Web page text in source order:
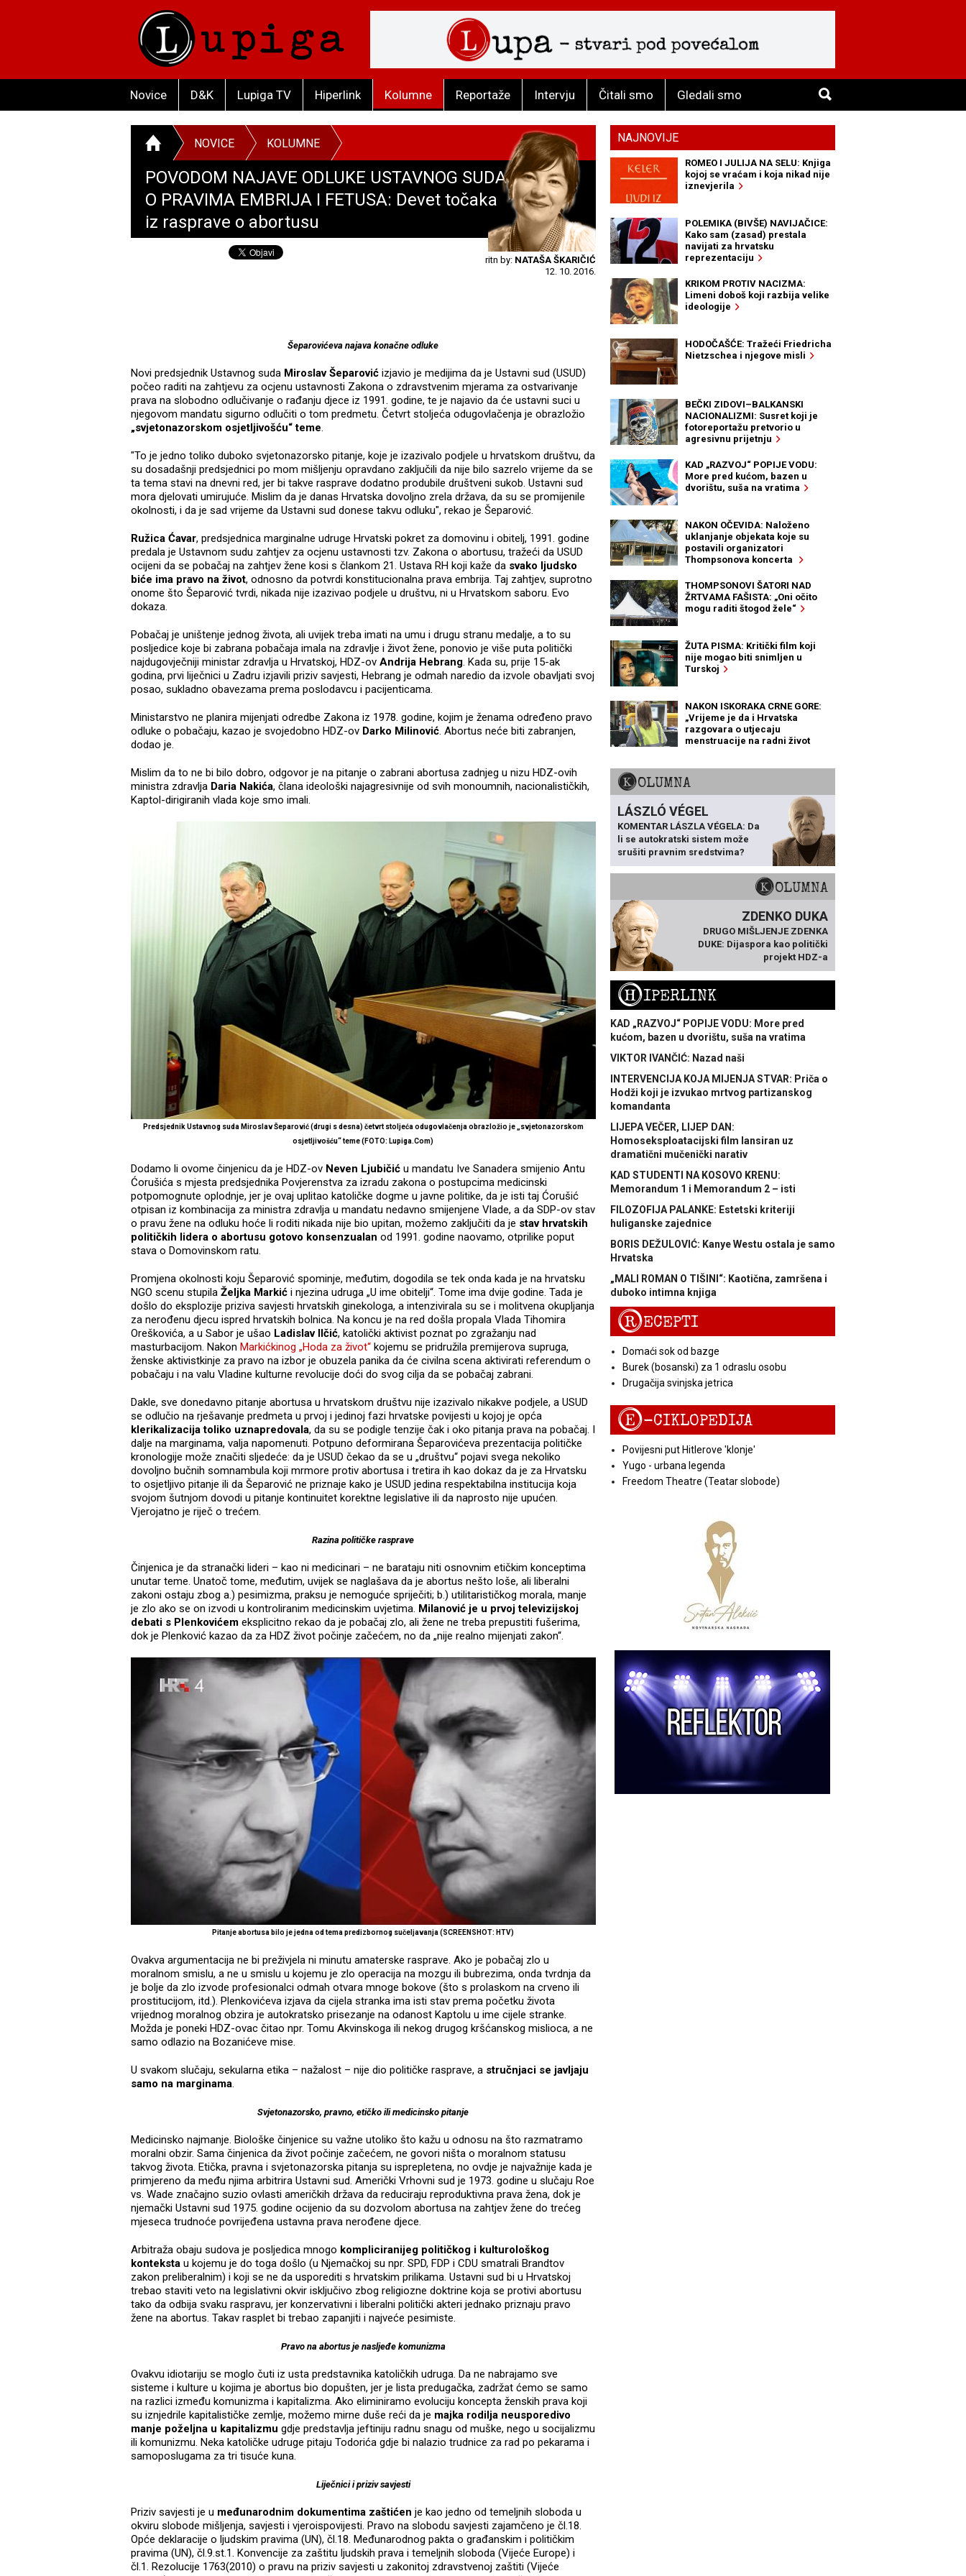
Novice D&K Lupiga TV Hiperlink Kolumne Reportaže Intervju Čitali smo Gledali smo
NOVICE KOLUMNE
POVODOM NAJAVE ODLUKE USTAVNOG SUDA
O PRAVIMA EMBRIJA I FETUSA: Devet točaka
iz rasprave o abortusu
ritn by: NATAŠA ŠKARIČIĆ
12. 10. 2016.
Šeparovićeva najava konačne odluke
Novi predsjednik Ustavnog suda Miroslav Šeparović izjavio je medijima da je Ustavni sud (USUD)
počeo raditi na zahtjevu za ocjenu ustavnosti Zakona o zdravstvenim mjerama za ostvarivanje
prava na slobodno odlučivanje o rađanju djece iz 1991. godine, te je najavio da će ustavni suci u
njegovom mandatu sigurno odlučiti o tom predmetu. Četvrt stoljeća odugovlačenja je obrazložio
„svjetonazorskom osjetljivošću“ teme.
"To je jedno toliko duboko svjetonazorsko pitanje, koje je izazivalo podjele u hrvatskom društvu, da
su dosadašnji predsjednici po mom mišljenju opravdano zaključili da nije bilo sazrelo vrijeme da se
ta tema stavi na dnevni red, jer bi takve rasprave dodatno produbile društveni sukob. Ustavni sud
mora djelovati umirujuće. Mislim da je danas Hrvatska dovoljno zrela država, da su se promijenile
okolnosti, i da je sad vrijeme da Ustavni sud donese takvu odluku", rekao je Šeparović.
Ružica Ćavar, predsjednica marginalne udruge Hrvatski pokret za domovinu i obitelj, 1991. godine
predala je Ustavnom sudu zahtjev za ocjenu ustavnosti tzv. Zakona o abortusu, tražeći da USUD
ocijeni da se pobačaj na zahtjev žene kosi s člankom 21. Ustava RH koji kaže da svako ljudsko
biće ima pravo na život, odnosno da potvrdi konstitucionalna prava embrija. Taj zahtjev, suprotno
onome što Šeparović tvrdi, nikada nije izazivao podjele u društvu, ni u Hrvatskom saboru. Evo
dokaza.
Pobačaj je uništenje jednog života, ali uvijek treba imati na umu i drugu stranu medalje, a to su
posljedice koje bi zabrana pobačaja imala na zdravlje i život žene, ponovio je više puta politički
najdugovječniji ministar zdravlja u Hrvatskoj, HDZ-ov Andrija Hebrang. Kada su, prije 15-ak
godina, prvi liječnici u Zadru izjavili priziv savjesti, Hebrang je odmah naredio da izvole obavljati svoj
posao, sukladno obavezama prema poslodavcu i pacijenticama.
Ministarstvo ne planira mijenjati odredbe Zakona iz 1978. godine, kojim je ženama određeno pravo
odluke o pobačaju, kazao je svojedobno HDZ-ov Darko Milinović. Abortus neće biti zabranjen,
dodao je.
Mislim da to ne bi bilo dobro, odgovor je na pitanje o zabrani abortusa zadnjeg u nizu HDZ-ovih
ministra zdravlja Daria Nakića, člana ideološki najagresivnije od svih monoumnih, nacionalističkih,
Kaptol-dirigiranih vlada koje smo imali.
Predsjednik Ustavnog suda Miroslav Šeparović (drugi s desna) četvrt stoljeća odugovlačenja obrazložio je „svjetonazorskom
osjetljivošću“ teme (FOTO: Lupiga.Com)
Dodamo li ovome činjenicu da je HDZ-ov Neven Ljubičić u mandatu Ive Sanadera smijenio Antu
Ćorušića s mjesta predsjednika Povjerenstva za izradu zakona o postupcima medicinski
potpomognute oplodnje, jer je ovaj uplitao katoličke dogme u javne politike, da je isti taj Ćorušić
otpisan iz kombinacija za ministra zdravlja u mandatu nedavno smijenjene Vlade, a da SDP-ov stav
o pravu žene na odluku hoće li roditi nikada nije bio upitan, možemo zaključiti da je stav hrvatskih
političkih lidera o abortusu gotovo konsenzualan od 1991. godine naovamo, otprilike poput
stava o Domovinskom ratu.
Promjena okolnosti koju Šeparović spominje, međutim, dogodila se tek onda kada je na hrvatsku
NGO scenu stupila Željka Markić i njezina udruga „U ime obitelji“. Tome ima dvije godine. Tada je
došlo do eksplozije priziva savjesti hrvatskih ginekologa, a intenzivirala su se i molitvena okupljanja
za nerođenu djecu ispred hrvatskih bolnica. Na koncu je na red došla propala Vlada Tihomira
Oreškovića, a u Sabor je ušao Ladislav Ilčić, katolički aktivist poznat po zgražanju nad
masturbacijom. Nakon Markićkinog „Hoda za život“ kojemu se pridružila premijerova supruga,
ženske aktivistkinje za pravo na izbor je obuzela panika da će civilna scena aktivirati referendum o
pobačaju i na valu Vladine kulturne revolucije doći do svog cilja da se pobačaj zabrani.
Dakle, sve donedavno pitanje abortusa u hrvatskom društvu nije izazivalo nikakve podjele, a USUD
se odlučio na rješavanje predmeta u prvoj i jedinoj fazi hrvatske povijesti u kojoj je opća
klerikalizacija toliko uznapredovala, da su se podigle tenzije čak i oko pitanja prava na pobačaj. I
dalje na marginama, valja napomenuti. Potpuno deformirana Šeparovićeva prezentacija političke
kronologije može značiti sljedeće: da je USUD čekao da se u „društvu“ pojavi svega nekoliko
dovoljno bučnih somnambula koji mrmore protiv abortusa i tretira ih kao dokaz da je za Hrvatsku
to osjetljivo pitanje ili da Šeparović ne priznaje kako je USUD jedina respektabilna institucija koja
svojom šutnjom dovodi u pitanje kontinuitet korektne legislative ili da naprosto nije upućen.
Vjerojatno je riječ o trećem.
Razina političke rasprave
Činjenica je da stranački lideri – kao ni medicinari – ne barataju niti osnovnim etičkim konceptima
unutar teme. Unatoč tome, međutim, uvijek se naglašava da je abortus nešto loše, ali liberalni
zakoni ostaju zbog a.) pesimizma, praksu je nemoguće spriječiti; b.) utilitarističkog morala, manje
je zlo ako se on izvodi u kontroliranim medicinskim uvjetima. Milanović je u prvoj televizijskoj
debati s Plenkovićem eksplicitno rekao da je pobačaj zlo, ali žene ne treba prepustiti fušerima,
dok je Plenković kazao da za HDZ život počinje začećem, no da „nije realno mijenjati zakon“.
Pitanje abortusa bilo je jedna od tema predizbornog sučeljavanja (SCREENSHOT: HTV)
Ovakva argumentacija ne bi preživjela ni minutu amaterske rasprave. Ako je pobačaj zlo u
moralnom smislu, a ne u smislu u kojemu je zlo operacija na mozgu ili bubrezima, onda tvrdnja da
je bolje da zlo izvode profesionalci odmah otvara mnoge bokove (što s prolaskom na crveno ili
prostitucijom, itd.). Plenkovićeva izjava da cijela stranka ima isti stav prema početku života
vrijednog moralnog obzira je autokratsko prisezanje na odanost Kaptolu u ime cijele stranke.
Možda je poneki HDZ-ovac čitao npr. Tomu Akvinskoga ili nekog drugog kršćanskog mislioca, a ne
samo odlazio na Bozanićeve mise.
U svakom slučaju, sekularna etika – nažalost – nije dio političke rasprave, a stručnjaci se javljaju
samo na marginama.
Svjetonazorsko, pravno, etičko ili medicinsko pitanje
Medicinsko najmanje. Biološke činjenice su važne utoliko što kažu u odnosu na što razmatramo
moralni obzir. Sama činjenica da život počinje začećem, ne govori ništa o moralnom statusu
takvog života. Etička, pravna i svjetonazorska pitanja su isprepletena, no ovdje je najvažnije kada je
primjereno da među njima arbitrira Ustavni sud. Američki Vrhovni sud je 1973. godine u slučaju Roe
vs. Wade značajno suzio ovlasti američkih država da reduciraju reproduktivna prava žena, dok je
njemački Ustavni sud 1975. godine ocijenio da su dozvolom abortusa na zahtjev žene do trećeg
mjeseca trudnoće povrijeđena ustavna prava nerođene djece.
Arbitraža obaju sudova je posljedica mnogo kompliciranijeg političkog i kulturološkog
konteksta u kojemu je do toga došlo (u Njemačkoj su npr. SPD, FDP i CDU smatrali Brandtov
zakon preliberalnim) i koji se ne da usporediti s hrvatskim prilikama. Ustavni sud bi u Hrvatskoj
trebao staviti veto na legislativni okvir isključivo zbog religiozne doktrine koja se protivi abortusu
tako da odbija svaku raspravu, jer konzervativni i liberalni politički akteri jednako priznaju pravo
žene na abortus. Takav rasplet bi trebao zapanjiti i najveće pesimiste.
Pravo na abortus je nasljeđe komunizma
Ovakvu idiotariju se moglo čuti iz usta predstavnika katoličkih udruga. Da ne nabrajamo sve
sisteme i kulture u kojima je abortus bio dopušten, jer je lista predugačka, zadržat ćemo se samo
na razlici između komunizma i kapitalizma. Ako eliminiramo evoluciju koncepta ženskih prava koji
su iznjedrile kapitalističke zemlje, možemo mirne duše reći da je majka rodilja neusporedivo
manje poželjna u kapitalizmu gdje predstavlja jeftiniju radnu snagu od muške, nego u socijalizmu
ili komunizmu. Neka katoličke udruge pitaju Todorića gdje bi nalazio trudnice za rad po pekarama i
samoposlugama za tri tisuće kuna.
Liječnici i priziv savjesti
Priziv savjesti je u međunarodnim dokumentima zaštićen je kao jedno od temeljnih sloboda u
okviru slobode mišljenja, savjesti i vjeroispovijesti. Pravo na slobodu savjesti zajamčeno je čl.18.
Opće deklaracije o ljudskim pravima (UN), čl.18. Međunarodnog pakta o građanskim i političkim
pravima (UN), čl.9.st.1. Konvencije za zaštitu ljudskih prava i temeljnih sloboda (Vijeće Europe) i
čl.1. Rezolucije 1763(2010) o pravu na priziv savjesti u zakonitoj zdravstvenoj zaštiti (Vijeće
NAJNOVIJE
ROMEO I JULIJA NA SELU: Knjiga
kojoj se vraćam i koja nikad nije
iznevjerila
POLEMIKA (BIVŠE) NAVIJAČICE:
Kako sam (zasad) prestala
navijati za hrvatsku
reprezentaciju
KRIKOM PROTIV NACIZMA:
Limeni doboš koji razbija velike
ideologije
HODOČAŠĆE: Tražeći Friedricha
Nietzschea i njegove misli
BEČKI ZIDOVI–BALKANSKI
NACIONALIZMI: Susret koji je
fotoreportažu pretvorio u
agresivnu prijetnju
KAD „RAZVOJ“ POPIJE VODU:
More pred kućom, bazen u
dvorištu, suša na vratima
NAKON OČEVIDA: Naloženo
uklanjanje objekata koje su
postavili organizatori
Thompsonova koncerta
THOMPSONOVI ŠATORI NAD
ŽRTVAMA FAŠISTA: „Oni očito
mogu raditi štogod žele“
ŽUTA PISMA: Kritički film koji
nije mogao biti snimljen u
Turskoj
NAKON ISKORAKA CRNE GORE:
„Vrijeme je da i Hrvatska
razgovara o utjecaju
menstruacije na radni život
KOLUMNA
LÁSZLÓ VÉGEL
KOMENTAR LÁSZLA VÉGELA: Da
li se autokratski sistem može
srušiti pravnim sredstvima?
KOLUMNA
ZDENKO DUKA
DRUGO MIŠLJENJE ZDENKA
DUKE: Dijaspora kao politički
projekt HDZ-a
HIPERLINK
KAD „RAZVOJ“ POPIJE VODU: More pred
kućom, bazen u dvorištu, suša na vratima
VIKTOR IVANČIĆ: Nazad naši
INTERVENCIJA KOJA MIJENJA STVAR: Priča o
Hodži koji je izvukao mrtvog partizanskog
komandanta
LIJEPA VEČER, LIJEP DAN:
Homoseksploatacijski film lansiran uz
dramatični mučenički narativ
KAD STUDENTI NA KOSOVO KRENU:
Memorandum 1 i Memorandum 2 – isti
FILOZOFIJA PALANKE: Estetski kriteriji
huliganske zajednice
BORIS DEŽULOVIĆ: Kanye Westu ostala je samo
Hrvatska
„MALI ROMAN O TIŠINI“: Kaotična, zamršena i
duboko intimna knjiga
RECEPTI
Domaći sok od bazge
Burek (bosanski) za 1 odraslu osobu
Drugačija svinjska jetrica
E-CIKLOPEDIJA
Povijesni put Hitlerove 'klonje'
Yugo - urbana legenda
Freedom Theatre (Teatar slobode)